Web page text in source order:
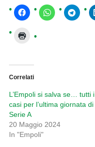
Correlati
L’Empoli si salva se… tutti i
casi per l’ultima giornata di
Serie A
20 Maggio 2024
In "Empoli"